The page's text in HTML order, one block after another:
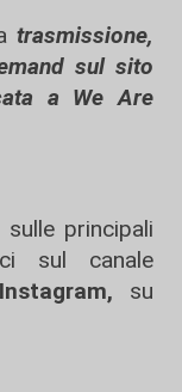
trasmissione,
sul sito
a We Are
sulle principali
sul canale
, su